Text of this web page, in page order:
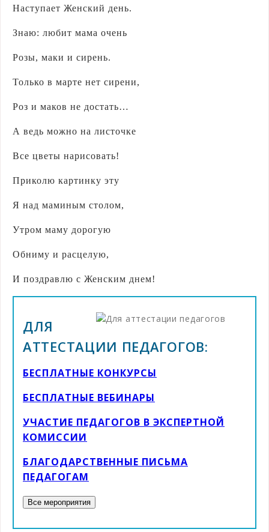
Наступает Женский день.
Знаю: любит мама очень
Розы, маки и сирень.
Только в марте нет сирени,
Роз и маков не достать…
А ведь можно на листочке
Все цветы нарисовать!
Приколю картинку эту
Я над маминым столом,
Утром маму дорогую
Обниму и расцелую,
И поздравлю с Женским днем!
ДЛЯ
АТТЕСТАЦИИ ПЕДАГОГОВ:
БЕСПЛАТНЫЕ КОНКУРСЫ
БЕСПЛАТНЫЕ ВЕБИНАРЫ
УЧАСТИЕ ПЕДАГОГОВ В ЭКСПЕРТНОЙ
КОМИССИИ
БЛАГОДАРСТВЕННЫЕ ПИСЬМА
ПЕДАГОГАМ